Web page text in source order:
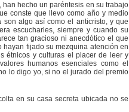
hecho un paréntesis en su trabajo
conste que llevo como año y medio
algo así como el anticristo, y que
escucharles, siempre y cuando su
tan gracioso ni anecdótico el que
fijado su mezquina atención en
étnicos y culturas el placer de leer y
humanos esenciales como el
lo digo yo, si no el jurado del premio
en su casa secreta ubicada no se